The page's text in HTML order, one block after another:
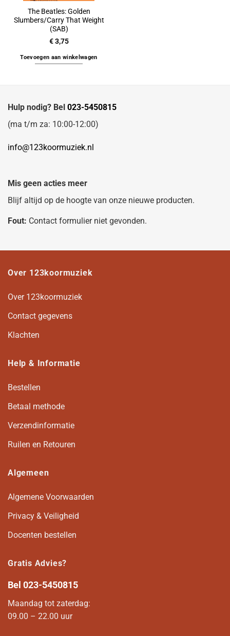
The Beatles: Golden
Slumbers/Carry That Weight
(SAB)
€3,75
Toevoegen aan winkelwagen
Hulp nodig? Bel 023-5450815
(ma t/m za: 10:00-12:00)
info@123koormuziek.nl
Mis geen acties meer
Blijf altijd op de hoogte van onze nieuwe producten.
Fout: Contact formulier niet gevonden.
Over 123koormuziek
Over 123koormuziek
Contact gegevens
Klachten
Help & Informatie
Bestellen
Betaal methode
Verzendinformatie
Ruilen en Retouren
Algemeen
Algemene Voorwaarden
Privacy & Veiligheid
Docenten bestellen
Gratis Advies?
Bel 023-5450815
Maandag tot zaterdag:
09.00 – 22.00 uur